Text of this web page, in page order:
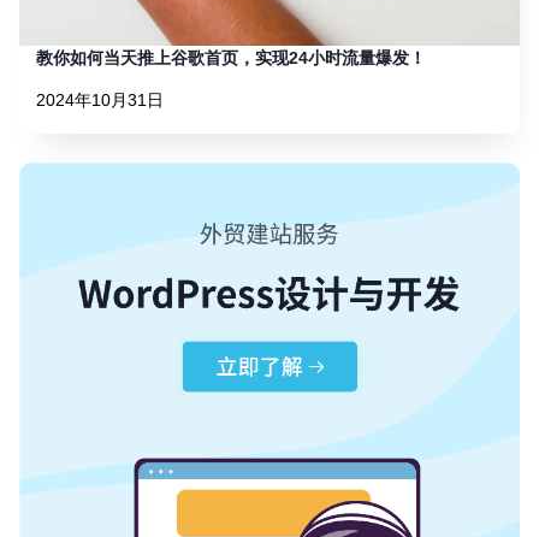
教你如何当天推上谷歌首页，实现24小时流量爆发！
2024年10月31日